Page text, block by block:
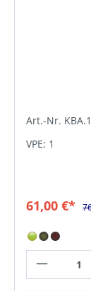
Art.-Nr.
VPE: 1
61,00 €*